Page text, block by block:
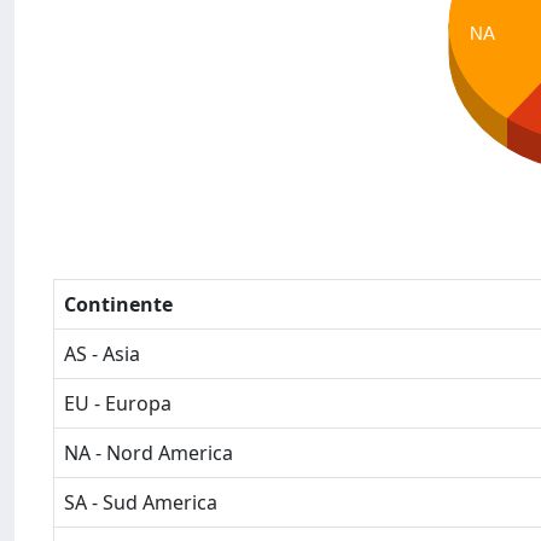
NA
Continente
AS - Asia
EU - Europa
NA - Nord America
SA - Sud America